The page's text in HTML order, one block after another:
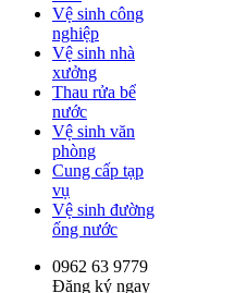
Vệ sinh công
nghiệp
Vệ sinh nhà
xưởng
Thau rửa bể
nước
Vệ sinh văn
phòng
Cung cấp tạp
vụ
Vệ sinh đường
ống nước
0962 63 9779
Đăng ký ngay